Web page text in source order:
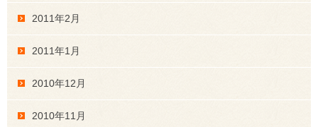
2011年2月
2011年1月
2010年12月
2010年11月